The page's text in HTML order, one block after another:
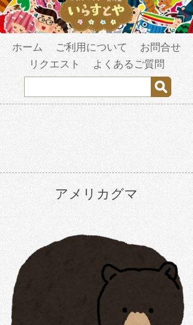
ホーム ご利用について
お問合せ
リクエスト
よくあるご質問
アメリカグマ